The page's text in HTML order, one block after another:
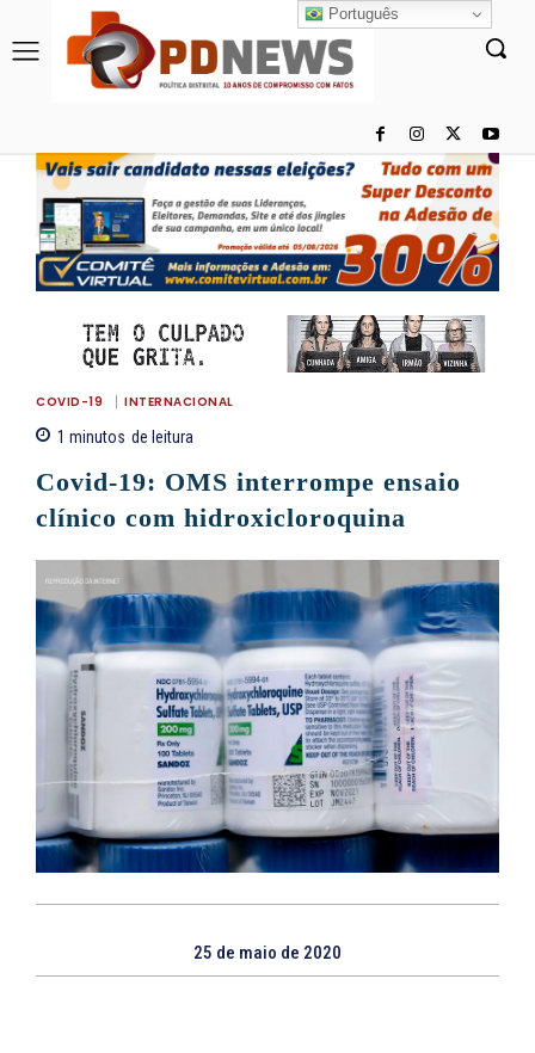
COVID-19 INTERNACIONAL
1 minutos de leitura
Covid-19: OMS interrompe ensaio
clínico com hidroxicloroquina
25 de maio de 2020
Português